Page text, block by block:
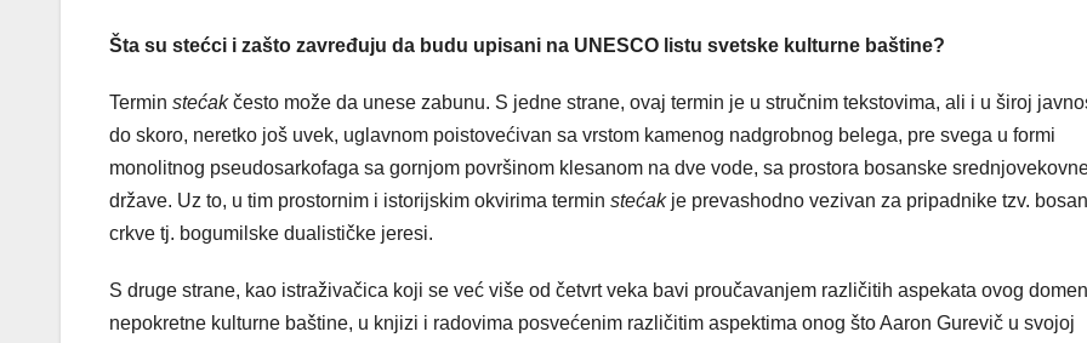
Šta su stećci i zašto zavređuju da budu upisani na UNESCO listu svetske kulturne baštine?
Termin stećakčesto može da unese zabunu. S jedne strane, ovaj termin je u stručnim tekstovima, ali i u široj
do skoro, neretko još uvek, uglavnom poistovećivan sa vrstom kamenog nadgrobnog belega, pre svega u formi
monolitnog pseudosarkofaga sa gornjom površinom klesanom na dve vode, sa prostora bosanske
države. Uz to, u tim prostornim i istorijskim okvirima termin stećakje prevashodno vezivan za pripadnike tzv.
crkve tj. bogumilske dualističke jeresi.
S druge strane, kao istraživačica koji se već više od četvrt veka bavi proučavanjem različitih aspekata ovog
nepokretne kulturne baštine, u knjizi i radovima posvećenim različitim aspektima onog što Aaron Gurevič u svojoj